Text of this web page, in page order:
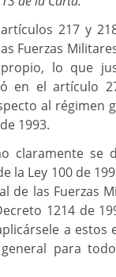
217 y
Fuerzas
lo que
en el artículo
al régimen
1993.
claramente se
la Ley 100 de
de las Fuerzas
1214 de
a estos
para